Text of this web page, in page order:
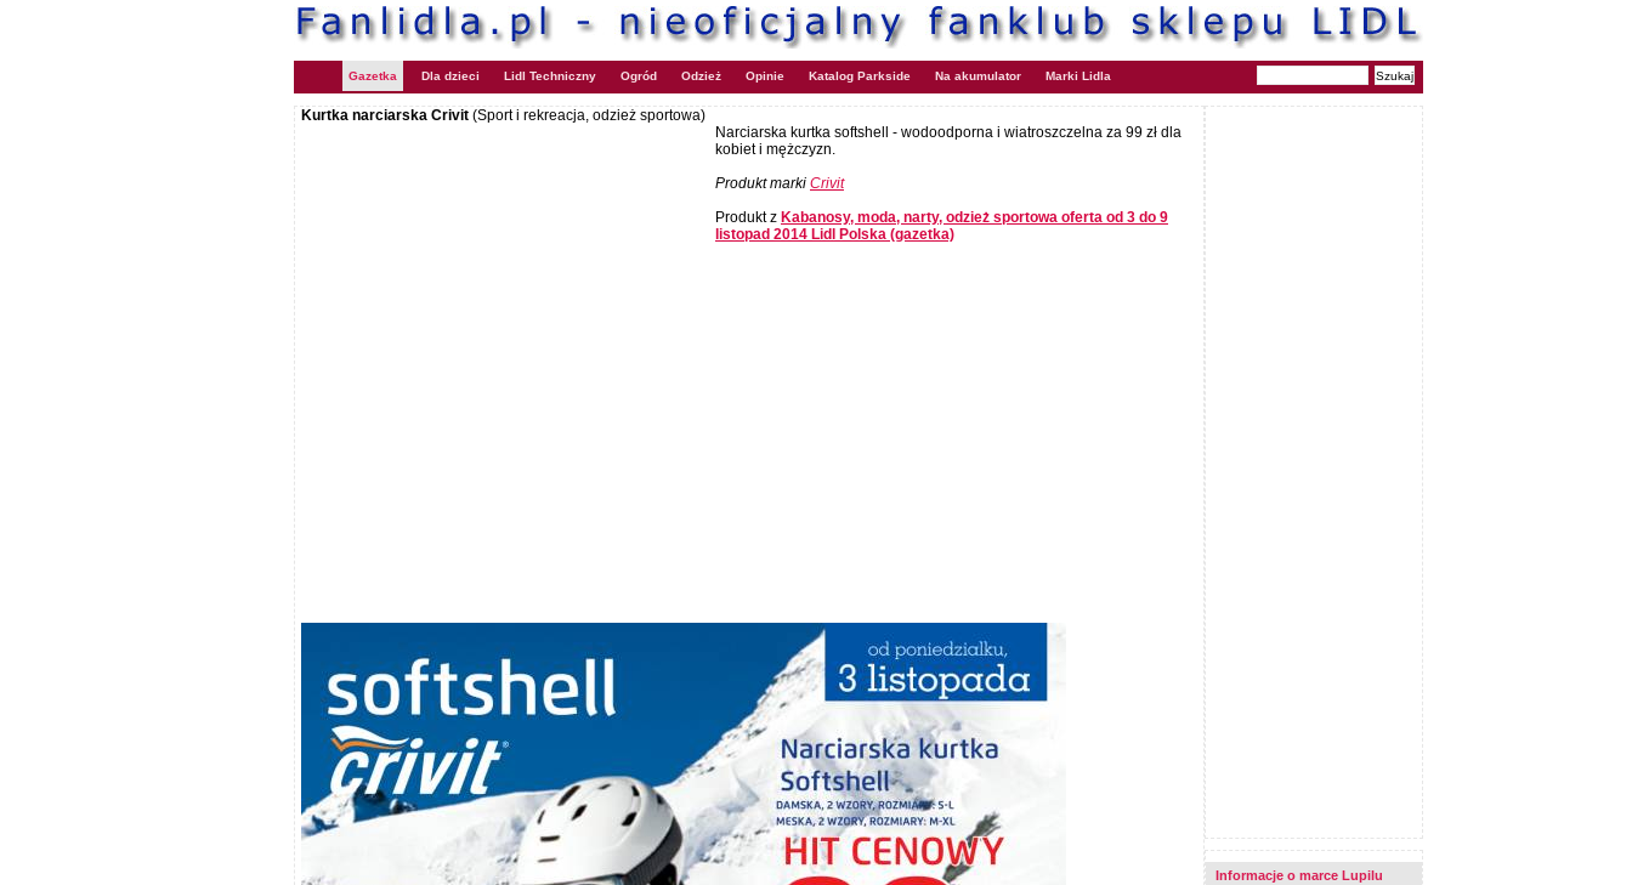
Gazetka Dla dzieci Lidl Techniczny Ogród Odzież Opinie Katalog Parkside Na akumulator Marki Lidla
Kurtka narciarska Crivit (Sport i rekreacja, odzież sportowa)
Narciarska kurtka softshell - wodoodporna i wiatroszczelna za 99 zł dla
kobiet i mężczyzn.
Produkt marki Crivit
Produkt z Kabanosy, moda, narty, odzież sportowa oferta od 3 do 9
listopad 2014 Lidl Polska (gazetka)
Informacje o marce Lupilu